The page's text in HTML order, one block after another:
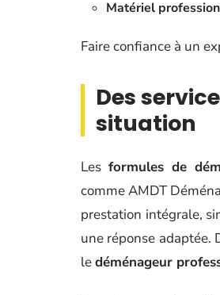
Matériel
Faire confiance à un
Des
situation
Les formules de
comme AMDT
prestation intégrale,
une réponse adaptée.
ledéménageur